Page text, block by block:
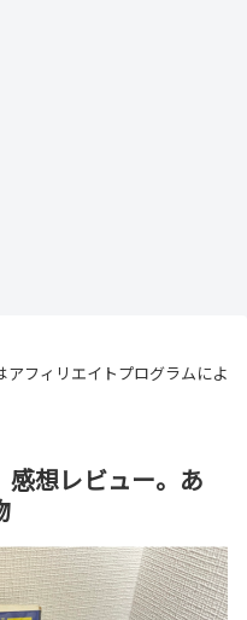
アフィリエイトプログラムによ
感想レビュー。あ